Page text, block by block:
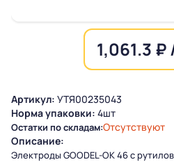
1,061.3 ₽
Артикул: УТЯ00235043
Норма упаковки: 4шт
Остатки по складам:Отсутствуют
Описание:
Электроды GOODEL-ОК 46 с